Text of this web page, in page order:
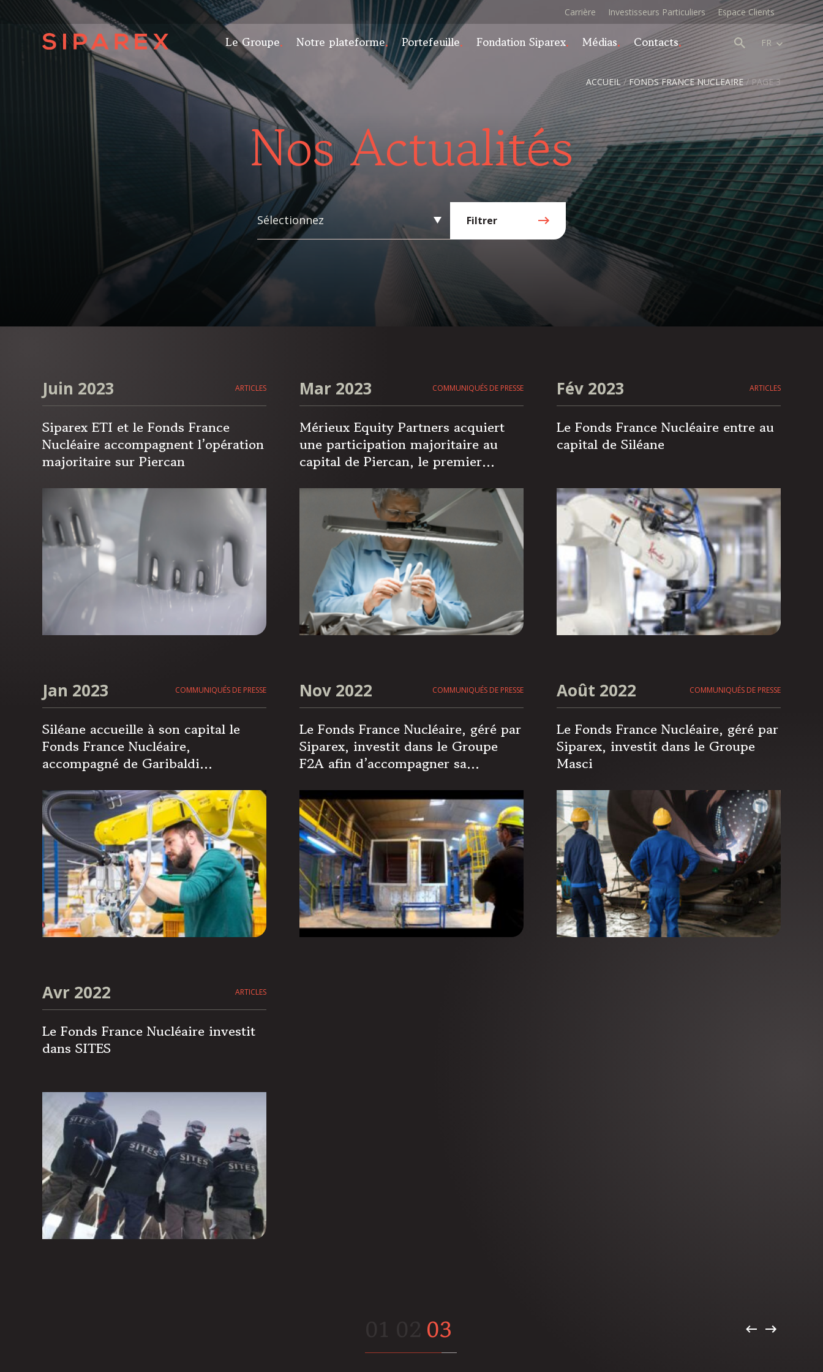
Carrière Investisseurs Particuliers Espace Clients
Le Groupe Notre plateforme Portefeuille Fondation Siparex Médias Contacts FR
ACCUEIL/FONDS FRANCE NUCLEAIRE/ PAGE 3
Nos Actualités
Sélectionnez Filtrer
Juin 2023 ARTICLES
Siparex ETI et le Fonds France
Nucléaire accompagnent l’opération
majoritaire sur Piercan
Mar 2023 COMMUNIQUÉS DE PRESSE
Mérieux Equity Partners acquiert
une participation majoritaire au
capital de Piercan, le premier
techniques destinés aux industries
pharmaceutiques et nucléaires. Les
fonds Siparex ETI et France
Nucléaire du Groupe Siparex
accompagnent Mérieux Equity
Partners dans cette opération
Fév 2023 ARTICLES
Le Fonds France Nucléaire entre au
capital de Siléane
Jan 2023 COMMUNIQUÉS DE PRESSE
Siléane accueille à son capital le
Fonds France Nucléaire,
accompagné de Garibaldi
Nov 2022 COMMUNIQUÉS DE PRESSE
Le Fonds France Nucléaire, géré par
Siparex, investit dans le Groupe
F2A afin d’accompagner sa
Août 2022 COMMUNIQUÉS DE PRESSE
Le Fonds France Nucléaire, géré par
Siparex, investit dans le Groupe
Masci
Avr 2022 ARTICLES
Le Fonds France Nucléaire investit
dans SITES
03